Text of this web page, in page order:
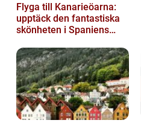
Flyga till Kanarieöarna:
upptäck den fantastiska
skönheten i Spaniens